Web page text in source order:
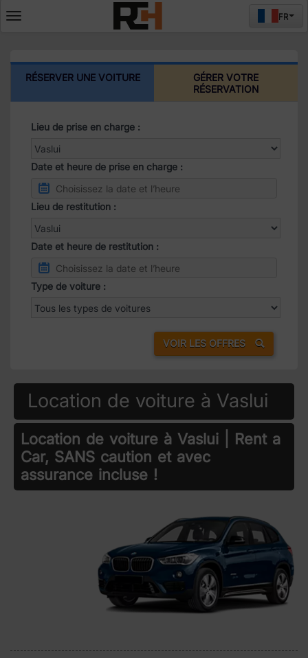
Deschide
FR
RÉSERVER UNE VOITURE
GÉRER VOTRE
RÉSERVATION
Lieu de prise en charge :
Date et heure de prise en charge :
Lieu de restitution :
Date et heure de restitution :
Type de voiture :
VOIR LES OFFRES
Location de voiture à Vaslui
Location de voiture à Vaslui | Rent a
Car, SANS caution et avec
assurance incluse !